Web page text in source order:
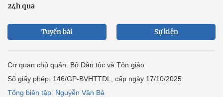
24h qua
Tuyến bài Sự kiện
Cơ quan chủ quản: Bộ Dân tộc và Tôn giáo
Số giấy phép: 146/GP-BVHTTDL, cấp ngày 17/10/2025
Tổng biên tập: Nguyễn Văn Bá